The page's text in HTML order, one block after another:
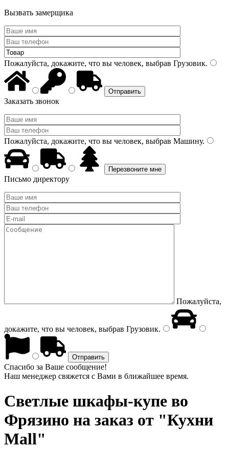
Вызвать замерщика
Пожалуйста, докажите, что вы человек, выбрав Грузовик.
Заказать звонок
Пожалуйста, докажите, что вы человек, выбрав Машину.
Письмо директору
Пожалуйста,
докажите, что вы человек, выбрав Грузовик.
Спасибо за Ваше сообщение!
Наш менеджер свяжется с Вами в ближайшее время.
Светлые шкафы-купе во
Фрязино на заказ от "Кухни
Mall"